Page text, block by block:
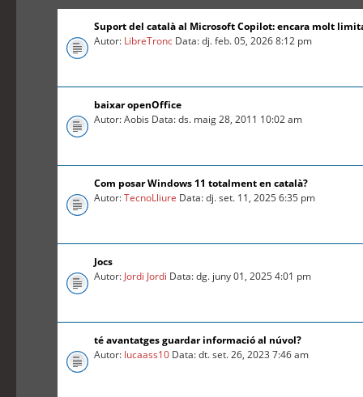
Suport del català al Microsoft Copilot: encara molt
Autor: LibreTronc Data: dj. feb. 05, 2026 8:12 pm
baixar openOffice
Autor: Aobis Data: ds. maig 28, 2011 10:02 am
Com posar Windows 11 totalment en català?
Autor:TecnoLliure Data: dj. set. 11, 2025 6:35 pm
Jocs
Autor: Jordi Jordi Data: dg. juny 01, 2025 4:01 pm
té avantatges guardar informació al núvol?
Autor: lucaass10 Data: dt. set. 26, 2023 7:46 am